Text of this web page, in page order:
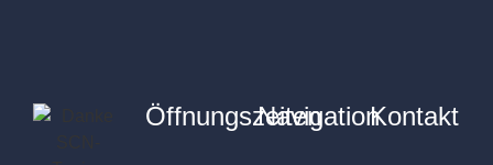
Öffnungszeiten
NavigationKontakt